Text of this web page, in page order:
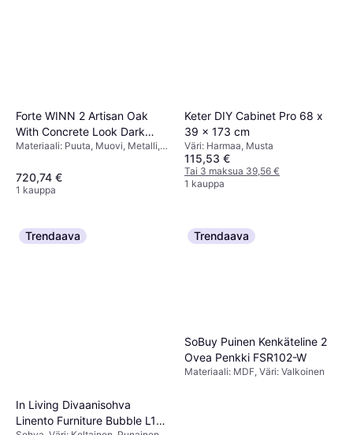
Forte WINN 2 ‎Artisan Oak
With Concrete Look Dark
Grey
Materiaali: Puuta, Muovi, Metalli,
Harmaa,Säilytysratkaisut:
Liukuovet, Hyllyt, Vetolaatikot
720,74 €
1 kauppa
Keter DIY Cabinet Pro 68 x
39 x 173 cm
Väri: Harmaa, Musta
115,53 €
Tai 3 maksua 39,56 €
1 kauppa
Trendaava
In Living Divaanisohva
Linento Furniture Bubble L1-
Trendaava
SoBuy Puinen Kenkäteline 2
Ovea Penkki FSR102-W
Materiaali: MDF, Väri: Valkoinen